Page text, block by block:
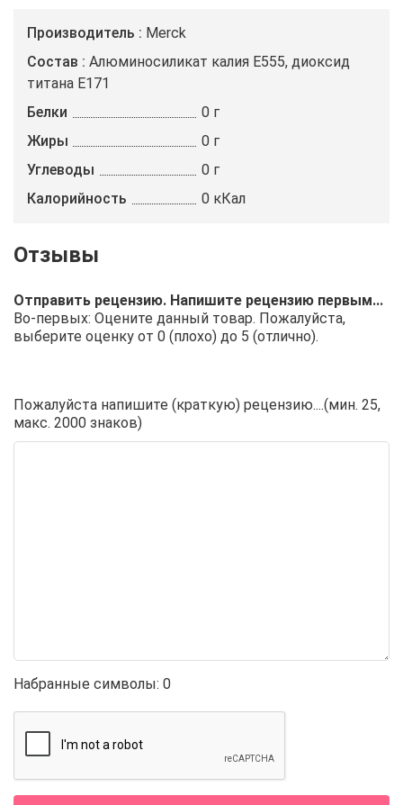
Производитель
Merck
Состав
Алюминосиликат калия E555, диоксид
титана E171
Белки
0 г
Жиры
0 г
Углеводы
0 г
Калорийность
0 кКал
Отправить рецензию. Напишите рецензию первым...
Во-первых: Оцените данный товар. Пожалуйста,
выберите оценку от 0 (плохо) до 5 (отлично).
Пожалуйста напишите (краткую) рецензию....(мин. 25,
макс. 2000 знаков)
Набранные символы: 0